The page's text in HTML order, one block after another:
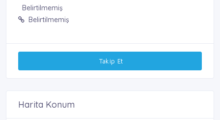
Belirtilmemiş
Belirtilmemiş
Takip Et
Harita Konum